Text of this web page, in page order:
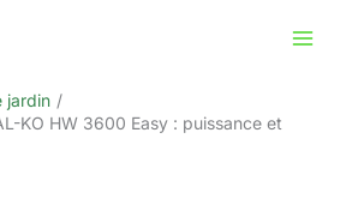
jardin
KO HW 3600 Easy : puissance et